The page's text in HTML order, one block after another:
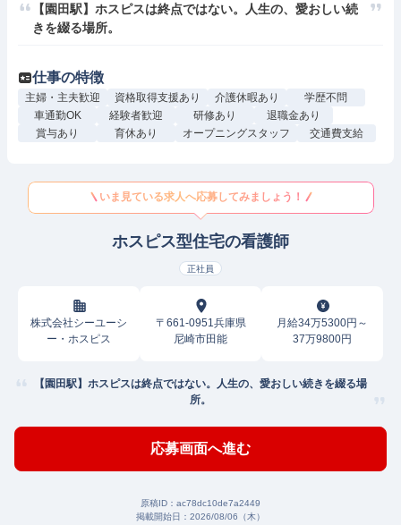
【園田駅】ホスピスは終点ではない。人生の、愛おしい続
きを綴る場所。
仕事の特徴
主婦・主夫歓迎 資格取得支援あり 介護休暇あり
学歴不問
車通勤OK
経験者歓迎 研修あり
退職金あり
賞与あり
育休あり オープニングスタッフ 交通費支給
いま見ている求人へ応募してみましょう！
ホスピス型住宅の看護師
正社員
株式会社シーユーシ
ー・ホスピス
〒661-0951兵庫県
尼崎市田能
月給34万5300円～
37万9800円
【園田駅】ホスピスは終点ではない。人生の、愛おしい続きを綴る場
所。
応募画面へ進む
原稿ID： ac78dc10de7a2449
掲載開始日： 2026/08/06（木）